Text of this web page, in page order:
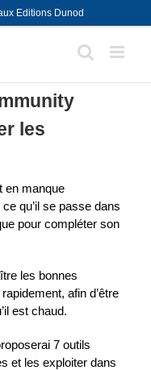
Editions Dunod
les
en manque
qu’il se passe dans
pour compléter son
les bonnes
afin d’être
est chaud.
7 outils
et les exploiter dans